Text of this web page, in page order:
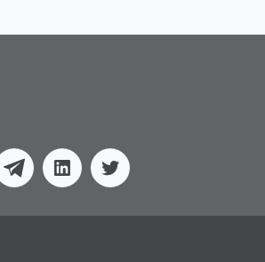
TelegramLinkedinTwitter